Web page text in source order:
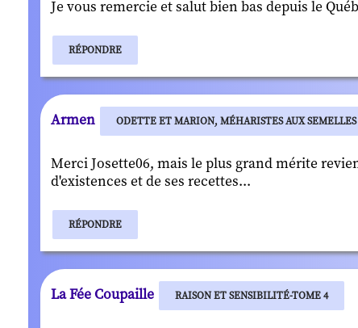
Je vous remercie et salut bien bas depuis le
RÉPONDRE
Armen ODETTE ET MARION, MÉHARISTES AUX
Merci Josette06, mais le plus grand mérite
d'existences et de ses recettes...
RÉPONDRE
La Fée Coupaille RAISON ET SENSIBILITÉ-TOME 4